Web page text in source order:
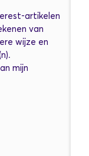
artikelen
van
wijze en
mijn